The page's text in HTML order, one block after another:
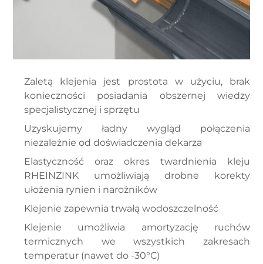
Zaletą klejenia jest prostota w użyciu, brak
konieczności posiadania obszernej wiedzy
specjalistycznej i sprzętu
Uzyskujemy ładny wygląd połączenia
niezależnie od doświadczenia dekarza
Elastyczność oraz okres twardnienia kleju
RHEINZINK umożliwiają drobne korekty
ułożenia rynien i narożników
Klejenie zapewnia trwałą wodoszczelność
Klejenie umożliwia amortyzację ruchów
termicznych we wszystkich zakresach
temperatur (nawet do -30°C)